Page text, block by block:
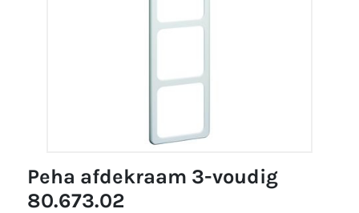
peha afdekraam 3-voudig
80.673.02